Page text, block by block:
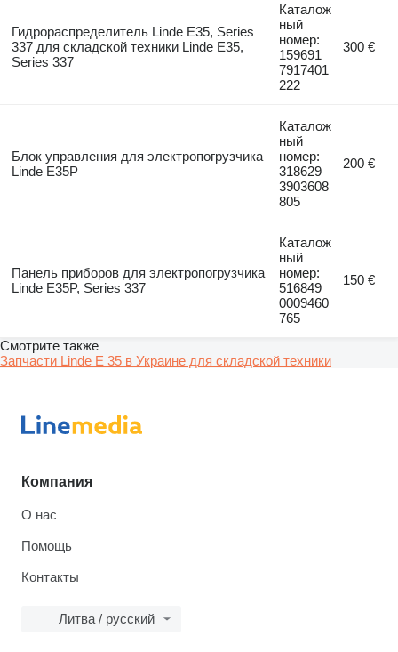
Гидрораспределитель Linde E35, Series
337 для складской техники Linde E35,
Series 337
Каталож
ный
номер:
159691
7917401
222
300 €
Блок управления для электропогрузчика
Linde E35P
Каталож
ный
номер:
318629
3903608
805
200 €
Панель приборов для электропогрузчика
Linde E35P, Series 337
Каталож
ный
номер:
516849
0009460
765
150 €
Смотрите также
Запчасти Linde E 35 в Украине для складской техники
Компания
О нас
Помощь
Контакты
Литва / русский